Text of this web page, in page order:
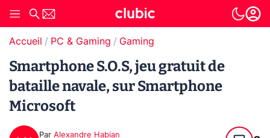
Accueil PC & Gaming Gaming
Smartphone S.O.S, jeu gratuit de
bataille navale, sur Smartphone
Microsoft
Par Alexandre Habian